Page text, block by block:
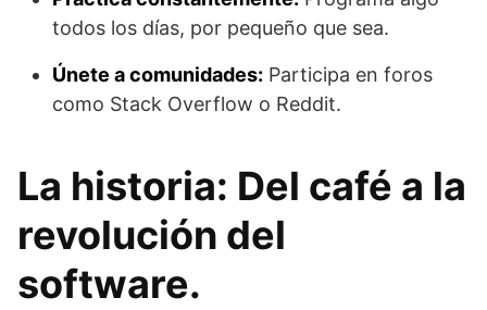
todos los días, por pequeño que sea.
Únete a comunidades: Participa en foros
como Stack Overflow o Reddit.
La historia: Del café a la
revolución del
software.